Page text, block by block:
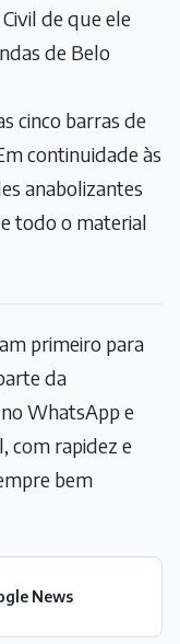
de que ele
de Belo
cinco barras de
continuidade às
anabolizantes
todo o material
primeiro para
da
WhatsApp e
com rapidez e
bem
News